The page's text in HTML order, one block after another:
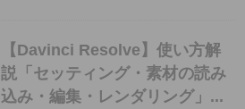
【Davinci Resolve】使い方解
説「セッティング・素材の読み
込み・編集・レンダリング」...